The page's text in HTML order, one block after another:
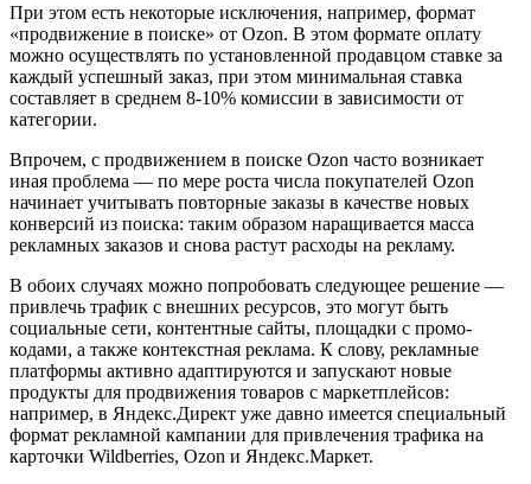
При этом есть некоторые исключения, например, формат
«продвижение в поиске» от Ozon. В этом формате оплату
можно осуществлять по установленной продавцом ставке за
каждый успешный заказ, при этом минимальная ставка
составляет в среднем 8-10% комиссии в зависимости от
категории.
Впрочем, с продвижением в поиске Ozon часто возникает
иная проблема — по мере роста числа покупателей Ozon
начинает учитывать повторные заказы в качестве новых
конверсий из поиска: таким образом наращивается масса
рекламных заказов и снова растут расходы на рекламу.
В обоих случаях можно попробовать следующее решение —
привлечь трафик с внешних ресурсов, это могут быть
социальные сети, контентные сайты, площадки с промо-
кодами, а также контекстная реклама. К слову, рекламные
платформы активно адаптируются и запускают новые
продукты для продвижения товаров с маркетплейсов:
например, в Яндекс.Директ уже давно имеется специальный
формат рекламной кампании для привлечения трафика на
карточки Wildberries, Ozon и Яндекс.Маркет.